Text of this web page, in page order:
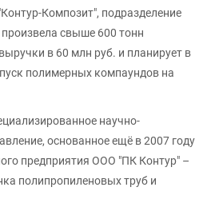
Композит", подразделение
свыше 600 тонн
в 60 млн руб. и планирует в
полимерных компаундов на
научно-
основанное ещё в 2007 году
предприятия ООО "ПК Контур" –
полипропиленовых труб и